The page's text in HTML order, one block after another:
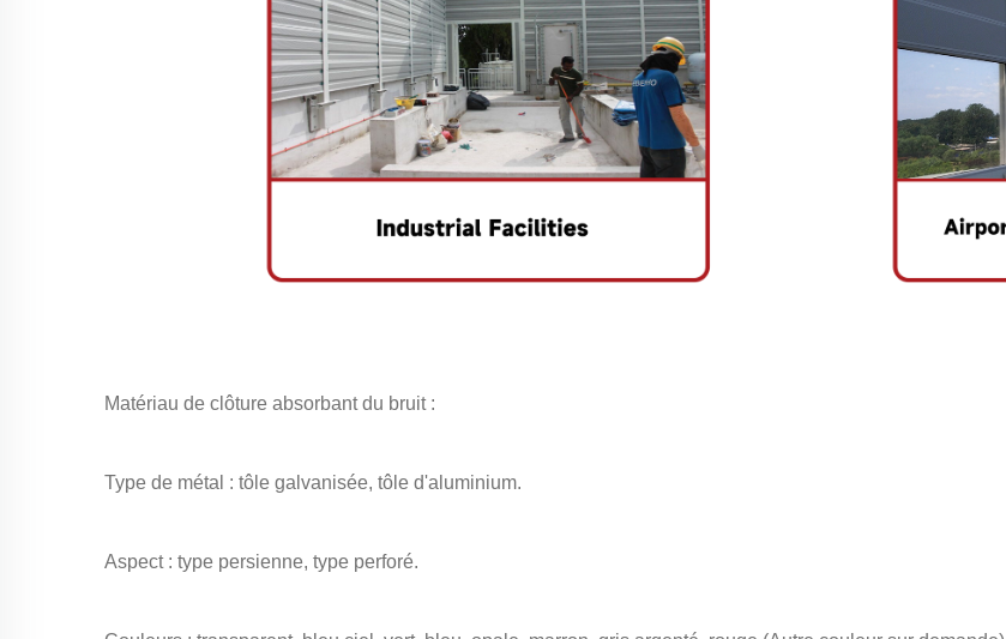
Matériau de clôture absorbant du bruit :
Type de métal : tôle galvanisée, tôle d'aluminium.
Aspect : type persienne, type perforé.